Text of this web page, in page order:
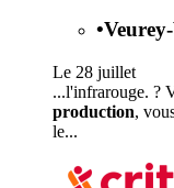
•
Le 28 juillet
...l'infrarouge. ?
production,
le...